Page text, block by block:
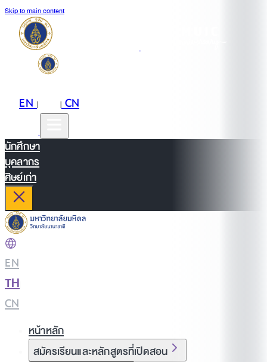
Skip to main content
EN| |CN
นักศึกษา
บุคลากร
ศิษย์เก่า
EN
TH
CN
หน้าหลัก
สมัครเรียนและหลักสูตรที่เปิดสอน